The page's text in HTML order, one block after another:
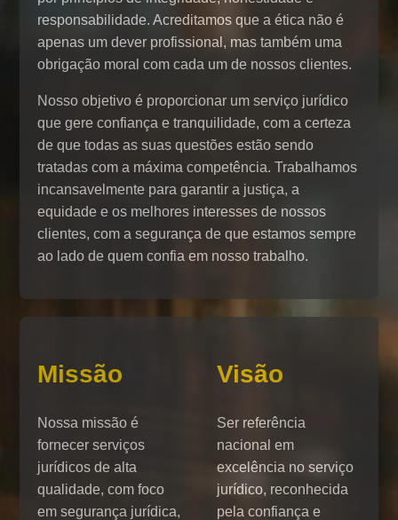
responsabilidade. Acreditamos que a ética não é
apenas um dever profissional, mas também uma
obrigação moral com cada um de nossos clientes.
Nosso objetivo é proporcionar um serviço jurídico
que gere confiança e tranquilidade, com a certeza
de que todas as suas questões estão sendo
tratadas com a máxima competência. Trabalhamos
incansavelmente para garantir a justiça, a
equidade e os melhores interesses de nossos
clientes, com a segurança de que estamos sempre
ao lado de quem confia em nosso trabalho.
Missão
Nossa missão é
fornecer serviços
jurídicos de alta
qualidade, com foco
em segurança jurídica,
Visão
Ser referência
nacional em
excelência no serviço
jurídico, reconhecida
pela confiança e